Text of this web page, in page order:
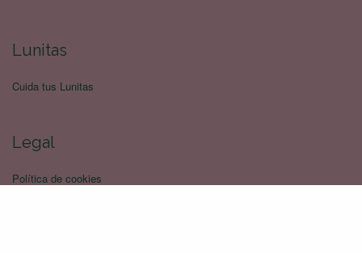
Lunitas
Cuida tus Lunitas
Legal
Política de cookies